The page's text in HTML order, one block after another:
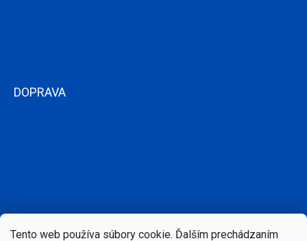
Tento web používa súbory cookie. Ďalším prechádzaním
DOPRAVA